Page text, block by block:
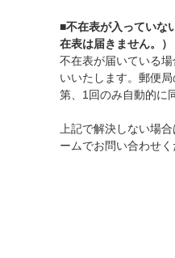
■不在表が入っていな
在表は届きません。）
不在表が届いている
いいたします。郵便
第、1回のみ自動的に
上記で解決しない場
ームでお問い合わせく